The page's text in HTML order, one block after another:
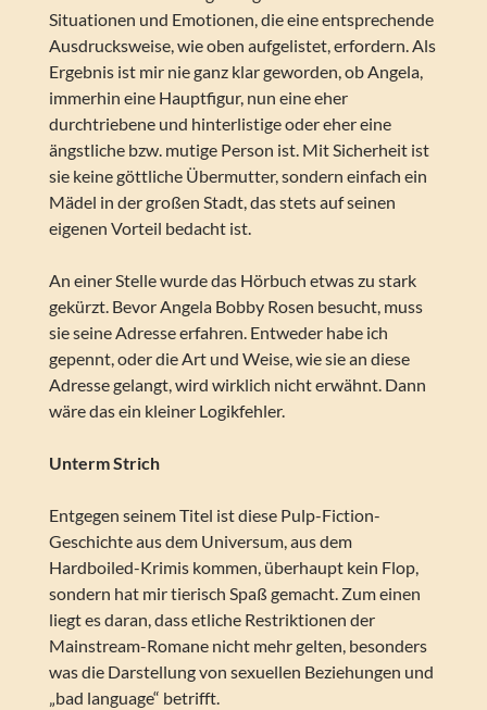
Situationen und Emotionen, die eine entsprechende
Ausdrucksweise, wie oben aufgelistet, erfordern. Als
Ergebnis ist mir nie ganz klar geworden, ob Angela,
immerhin eine Hauptfigur, nun eine eher
durchtriebene und hinterlistige oder eher eine
ängstliche bzw. mutige Person ist. Mit Sicherheit ist
sie keine göttliche Übermutter, sondern einfach ein
Mädel in der großen Stadt, das stets auf seinen
eigenen Vorteil bedacht ist.
An einer Stelle wurde das Hörbuch etwas zu stark
gekürzt. Bevor Angela Bobby Rosen besucht, muss
sie seine Adresse erfahren. Entweder habe ich
gepennt, oder die Art und Weise, wie sie an diese
Adresse gelangt, wird wirklich nicht erwähnt. Dann
wäre das ein kleiner Logikfehler.
Unterm Strich
Entgegen seinem Titel ist diese Pulp-Fiction-
Geschichte aus dem Universum, aus dem
Hardboiled-Krimis kommen, überhaupt kein Flop,
sondern hat mir tierisch Spaß gemacht. Zum einen
liegt es daran, dass etliche Restriktionen der
Mainstream-Romane nicht mehr gelten, besonders
was die Darstellung von sexuellen Beziehungen und
„bad language“ betrifft.